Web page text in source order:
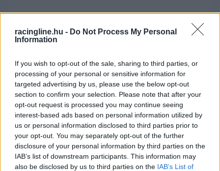
racingline.hu - Do Not Process My Personal
Information
If you wish to opt-out of the sale, sharing to third parties, or
processing of your personal or sensitive information for
targeted advertising by us, please use the below opt-out
section to confirm your selection. Please note that after your
opt-out request is processed you may continue seeing
interest-based ads based on personal information utilized by
us or personal information disclosed to third parties prior to
your opt-out. You may separately opt-out of the further
disclosure of your personal information by third parties on the
IAB’s list of downstream participants. This information may
also be disclosed by us to third parties on the IAB’s List of
Mögöttük Miguel Oliveira megelőzte Tarran
Mackenzie-t, így feljött a kilencedik helyre. Ebből
hamarosan nyolcadik lett, hiszen csapattársa le
akarta tölteni büntetésének első felét, ráadásul
Petrucci kisodródott a kavicságyba, és alig tudta
a fal előtt megállítani a motort.